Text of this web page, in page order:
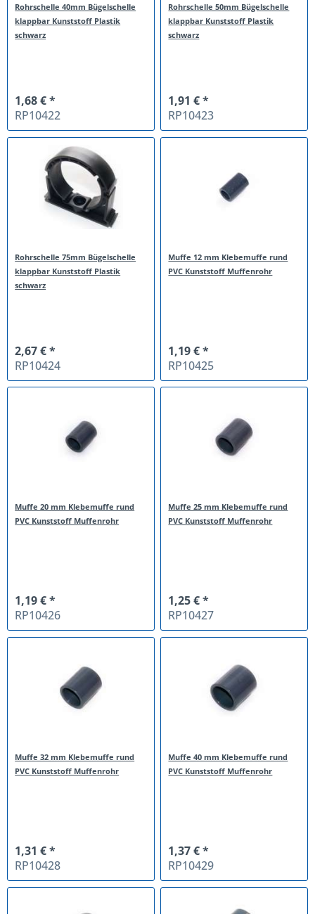
Rohrschelle 40mm Bügelschelle
klappbar Kunststoff Plastik
schwarz
1,68 € *
RP10422
Rohrschelle 50mm Bügelschelle
klappbar Kunststoff Plastik
schwarz
1,91 € *
RP10423
Rohrschelle 75mm Bügelschelle
klappbar Kunststoff Plastik
schwarz
2,67 € *
RP10424
Muffe 12 mm Klebemuffe rund
PVC Kunststoff Muffenrohr
1,19 € *
RP10425
Muffe 20 mm Klebemuffe rund
PVC Kunststoff Muffenrohr
1,19 € *
RP10426
Muffe 25 mm Klebemuffe rund
PVC Kunststoff Muffenrohr
1,25 € *
RP10427
Muffe 32 mm Klebemuffe rund
PVC Kunststoff Muffenrohr
1,31 € *
RP10428
Muffe 40 mm Klebemuffe rund
PVC Kunststoff Muffenrohr
1,37 € *
RP10429